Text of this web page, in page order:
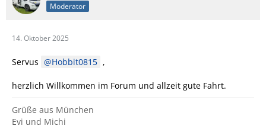
Moderator
14. Oktober 2025
Servus Hobbit0815 ,
herzlich Willkommen im Forum und allzeit gute Fahrt.
Grüße aus München
Evi und Michi